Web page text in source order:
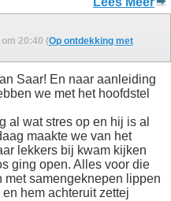
20:40 (Op ontdekking met
Saar! En naar aanleiding
we met het hoofdstel
al wat stres op en hij is al
maakte we van het
lekkers bij kwam kijken
ging open. Alles voor die
met samengeknepen lippen
hem achteruit zettej